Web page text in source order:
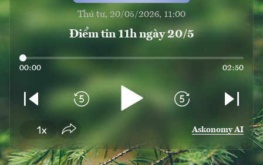
Thứ tư, 20/05/2026, 11:00
Điểm tin 11h ngày 20/5
00:00 02:50
Askonomy AI